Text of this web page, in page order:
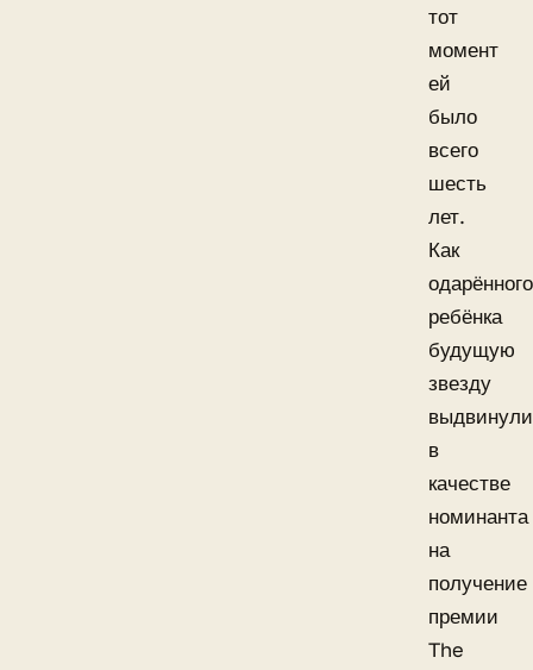
тот
момент
ей
было
всего
шесть
лет.
Как
одарённого
ребёнка
будущую
звезду
выдвинули
в
качестве
номинанта
на
получение
премии
The